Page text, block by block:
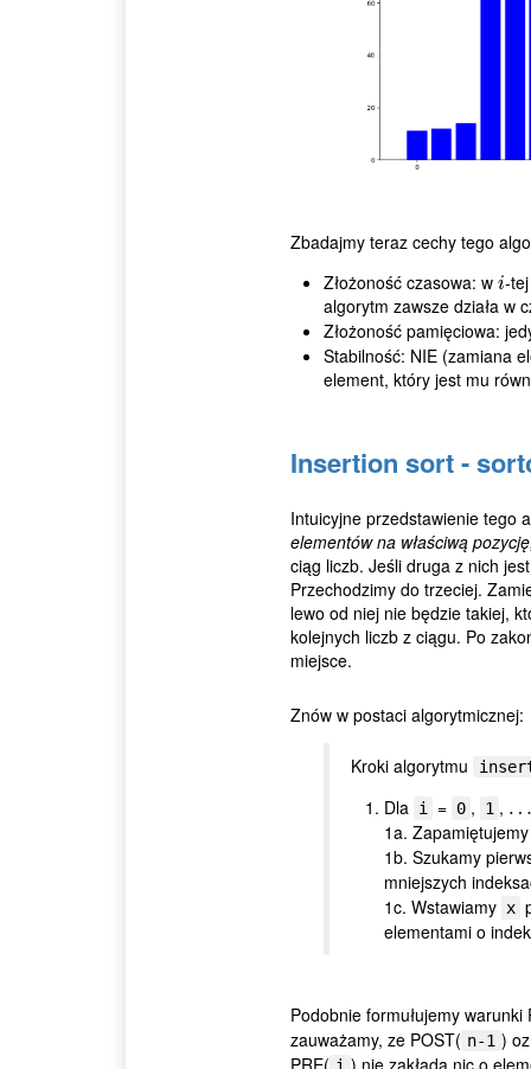
Zbadajmy teraz cechy tego
Złożoność czasowa: w i
i-
algorytm zawsze działa w
Złożoność pamięciowa:
Stabilność: NIE (zamiana
element, który jest mu
Insertion sort -
Intuicyjne przedstawienie tego
elementów na właściwą
ciąg liczb. Jeśli druga z nich
Przechodzimy do trzeciej.
lewo od niej nie będzie takiej,
kolejnych liczb z ciągu. Po
miejsce.
Znów w postaci algorytmicznej:
Kroki algorytmu
Dla i = 0 , 1 , …
…
1a.
1b. Szukamy
mniejszych
1c. Wstawiamy x
elementami o
Podobnie formułujemy
zauważamy, ze POST( n-1 )